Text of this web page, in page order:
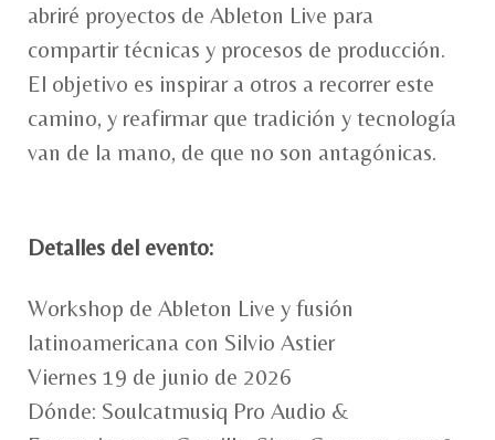
abriré proyectos de Ableton Live para
compartir técnicas y procesos de producción.
El objetivo es inspirar a otros a recorrer este
camino, y reafirmar que tradición y tecnología
van de la mano, de que no son antagónicas.
Detalles del evento:
Workshop de Ableton Live y fusión
latinoamericana con Silvio Astier
Viernes 19 de junio de 2026
Dónde: Soulcatmusiq Pro Audio &